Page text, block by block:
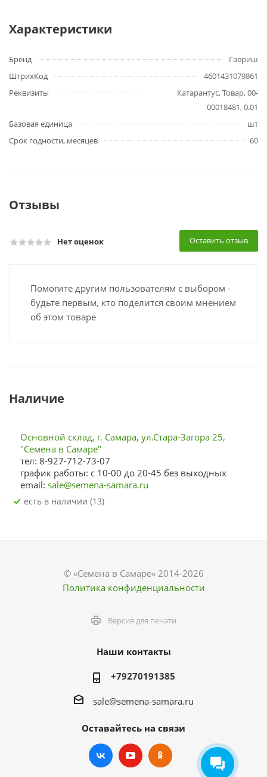
Характеристики
Бренд
Гавриш
ШтрихКод
4601431079861
Реквизиты
Катарантус, Товар, 00-
00018481, 0.01
Базовая единица
шт
Срок годности, месяцев
60
Отзывы
Нет оценок Оставить отзыв
Помогите другим пользователям с выбором -
будьте первым, кто поделится своим мнением
об этом товаре
Наличие
Основной склад, г. Самара, ул.Стара-Загора 25,
"Семена в Самаре"
тел: 8-927-712-73-07
график работы: с 10-00 до 20-45 без выходных
email: sale@semena-samara.ru
Есть в наличии (13)
© «Семена в Самаре» 2014-2026
Политика конфиденциальности
Версия для печати
Наши контакты
+79270191385
sale@semena-samara.ru
Оставайтесь на связи